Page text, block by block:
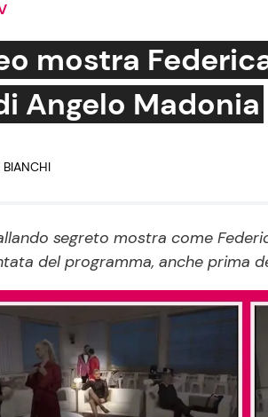
Benessere
Mondo Mamma
News benessere
Salute
mostra
Angelo Madonia
BIANCHI
segreto mostra come
del programma, anche prima